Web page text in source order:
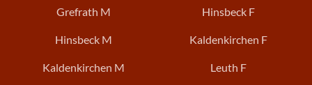
Grefrath M Hinsbeck F
Hinsbeck M Kaldenkirchen F
Kaldenkirchen M Leuth F